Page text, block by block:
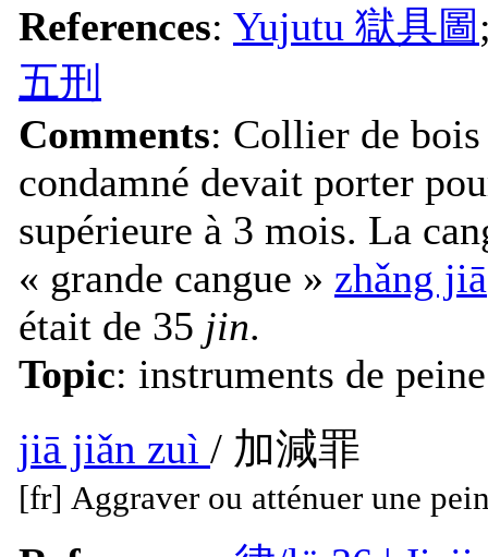
References: Yujutu 獄具圖
五刑
Comments: Collier de
condamné devait porter
supérieure à 3 mois. La
« grande cangue » zhǎng jiā
était de 35 jin.
Topic: instruments de
jiā jiǎn zuì / 加減罪
[fr] Aggraver ou atténuer une